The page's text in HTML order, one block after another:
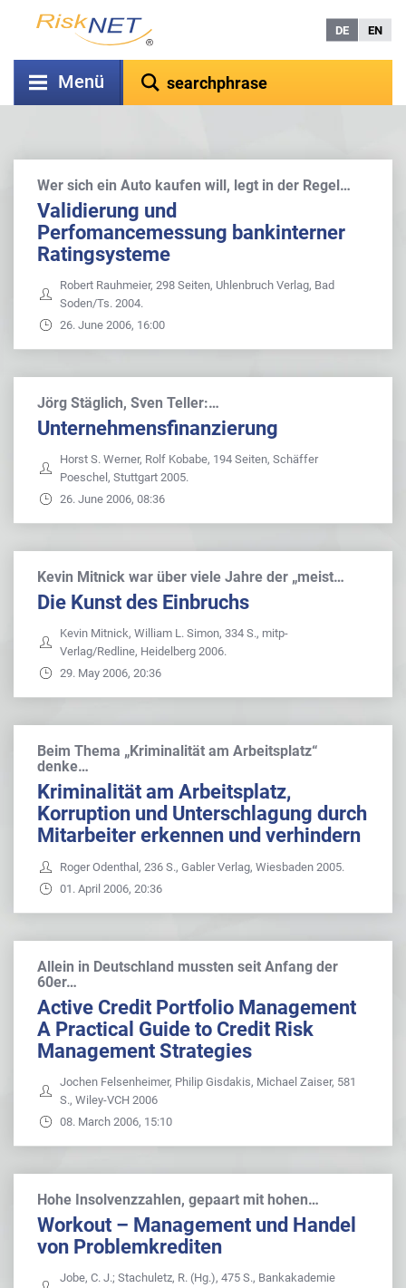
DE EN
Menü
Wer sich ein Auto kaufen will, legt in der Regel…
Validierung und
Perfomancemessung bankinterner
Ratingsysteme
Robert Rauhmeier, 298 Seiten, Uhlenbruch Verlag, Bad
Soden/Ts. 2004.
26. June 2006, 16:00
Jörg Stäglich, Sven Teller:…
Unternehmensfinanzierung
Horst S. Werner, Rolf Kobabe, 194 Seiten, Schäffer
Poeschel, Stuttgart 2005.
26. June 2006, 08:36
Kevin Mitnick war über viele Jahre der „meist…
Die Kunst des Einbruchs
Kevin Mitnick, William L. Simon, 334 S., mitp-
Verlag/Redline, Heidelberg 2006.
29. May 2006, 20:36
Beim Thema „Kriminalität am Arbeitsplatz“
denke…
Kriminalität am Arbeitsplatz,
Korruption und Unterschlagung durch
Mitarbeiter erkennen und verhindern
Roger Odenthal, 236 S., Gabler Verlag, Wiesbaden 2005.
01. April 2006, 20:36
Allein in Deutschland mussten seit Anfang der
60er…
Active Credit Portfolio Management
A Practical Guide to Credit Risk
Management Strategies
Jochen Felsenheimer, Philip Gisdakis, Michael Zaiser, 581
S., Wiley-VCH 2006
08. March 2006, 15:10
Hohe Insolvenzzahlen, gepaart mit hohen…
Workout – Management und Handel
von Problemkrediten
Jobe, C. J.; Stachuletz, R. (Hg.), 475 S., Bankakademie